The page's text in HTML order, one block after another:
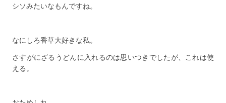
シソみたいなもんですね。
なにしろ香草大好きな私。
さすがにざるうどんに入れるのは思いつきでしたが、これは使
える。